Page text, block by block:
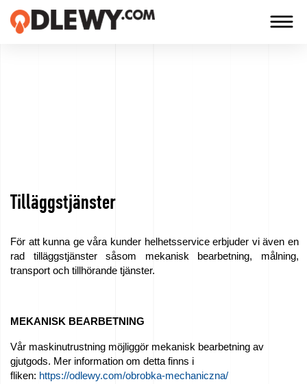
Företag
Teknologi
Våra
Jobb
–
Sök
Tilläggstjänster
För att kunna ge våra kunder helhetsservice erbjuder vi även en
rad tilläggstjänster såsom mekanisk bearbetning, målning,
transport och tillhörande tjänster.
MEKANISK BEARBETNING
Vår maskinutrustning möjliggör mekanisk bearbetning av
gjutgods. Mer information om detta finns i
fliken: https://odlewy.com/obrobka-mechaniczna/